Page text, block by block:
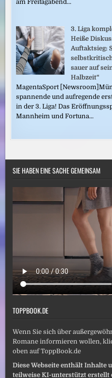
am Freitagabend...
3. Liga
Heiße
Auftaktsieg:
sauer auf
Halbzeit“
MagentaSport
spannende und aufregende
in der 3. Liga! Das
Mannheim und Fortuna...
SIE HABEN EINE SACHE GEMEINSAM
TOPPBOOK.DE
Wenn Sie sich über
Romane informieren wollen,
oben auf ToppBook.de
Diese Webseite enthält Inhalte
teilweise KI-unterstützt erstellt